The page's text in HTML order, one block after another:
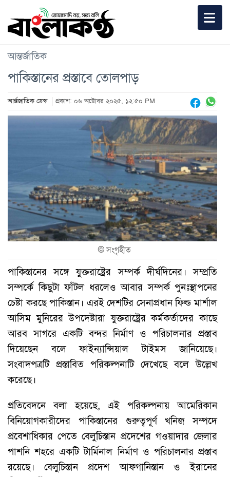
আন্তর্জাতিক
পাকিস্তানের প্রস্তাবে তোলপাড়
আর্ন্তজাতিক ডেস্ক প্রকাশ: ০৬ অক্টোবর ২০২৫, ১২:৫০ PM
©সংগৃহীত
পাকিস্তানের সঙ্গে যুক্তরাষ্ট্রের সম্পর্ক দীর্ঘদিনের। সম্প্রতি
সম্পর্কে কিছুটা ফাঁটল ধরলেও আবার সম্পর্ক পুনঃস্থাপনের
চেষ্টা করছে পাকিস্তান। এরই দেশটির সেনাপ্রধান ফিল্ড মার্শাল
আসিম মুনিরের উপদেষ্টারা যুক্তরাষ্ট্রের কর্মকর্তাদের কাছে
আরব সাগরে একটি বন্দর নির্মাণ ও পরিচালনার প্রস্তাব
দিয়েছেন বলে ফাইন্যান্সিয়াল টাইমস জানিয়েছে।
সংবাদপত্রটি প্রস্তাবিত পরিকল্পনাটি দেখেছে বলে উল্লেখ
করেছে।
প্রতিবেদনে বলা হয়েছে, এই পরিকল্পনায় আমেরিকান
বিনিয়োগকারীদের পাকিস্তানের গুরুত্বপূর্ণ খনিজ সম্পদে
প্রবেশাধিকার পেতে বেলুচিস্তান প্রদেশের গওয়াদার জেলার
পাশনি শহরে একটি টার্মিনাল নির্মাণ ও পরিচালনার প্রস্তাব
রয়েছে। বেলুচিস্তান প্রদেশ আফগানিস্তান ও ইরানের